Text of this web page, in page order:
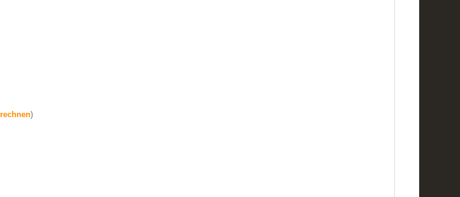
)